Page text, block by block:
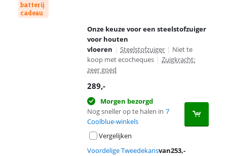
batterij
cadeau
Onze keuze voor een steelstofzuiger
voor houten
vloeren | Steelstofzuiger | Niet te
koop met ecocheques | Zuigkracht:
zeer goed
289,-
Morgen bezorgd
Nog sneller op te halen in 7
Coolblue-winkels
Vergelijken
Voordelige Tweedekansvan253,-